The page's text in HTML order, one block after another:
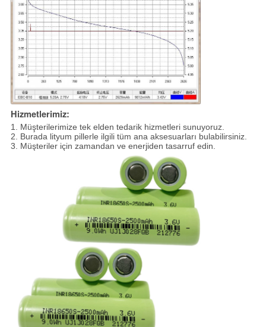
Hizmetlerimiz:
1. Müşterilerimize tek elden tedarik hizmetleri sunuyoruz.
2. Burada lityum pillerle ilgili tüm ana aksesuarları bulabilirsiniz.
3. Müşteriler için zamandan ve enerjiden tasarruf edin.